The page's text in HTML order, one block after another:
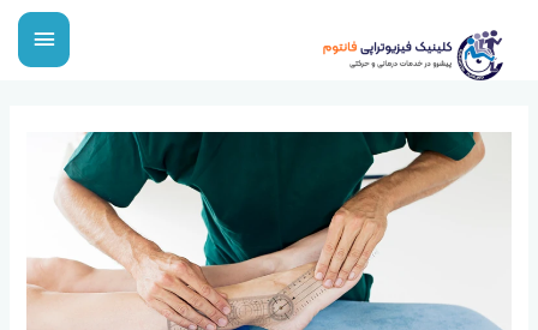
محتوا
اصلی